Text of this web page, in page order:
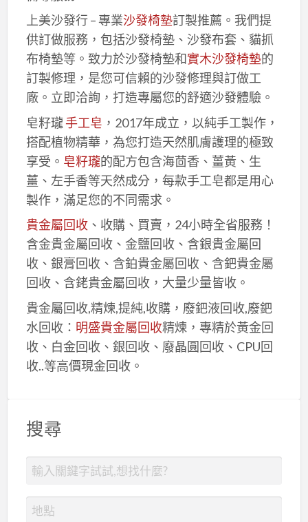
上美沙發行 – 專業沙發椅墊訂製推薦。我們提
供訂做服務，包括沙發椅墊、沙發布套、貓抓
布椅墊等。致力於沙發椅墊和實木沙發椅墊的
訂製修理，是您可信賴的沙發修理與訂做工
廠。立即洽詢，打造專屬您的舒適沙發體驗。
皂籽瓏手工皂 ，2017年成立，以純手工製作，
搭配植物精華，為您打造天然肌膚護理的極致
享受。 皂籽瓏的配方包含海茴香、薑黃、生
薑、左手香等天然成分，每款手工皂都是用心
製作，滿足您的不同需求。
貴金屬回收、收購、買賣，24小時全省服務！
含金貴金屬回收、金鹽回收、含銀貴金屬回
收、銀膏回收、含鉑貴金屬回收、含鈀貴金屬
回收、含銠貴金屬回收，大量少量皆收。
貴金屬回收,精煉,提純,收購，廢鈀液回收,廢鈀
水回收： 明盛貴金屬回收精煉，專精於黃金回
收、白金回收、銀回收、廢晶圓回收、CPU回
收..等高價現金回收。
搜尋